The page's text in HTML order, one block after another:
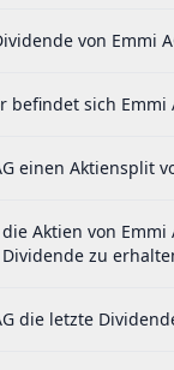
von Emmi
befindet sich Emmi
einen Aktiensplit
Aktien von Emmi
zu
die letzte